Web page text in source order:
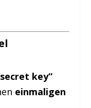
key“
einmaligen